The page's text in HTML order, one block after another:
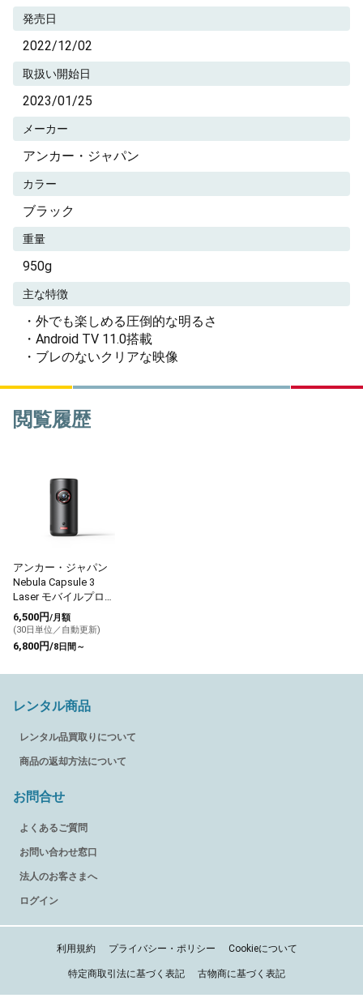
発売日
2022/12/02
取扱い開始日
2023/01/25
メーカー
アンカー・ジャパン
カラー
ブラック
重量
950g
主な特徴
・外でも楽しめる圧倒的な明るさ
・Android TV 11.0搭載
・ブレのないクリアな映像
閲覧履歴
アンカー・ジャパン
Nebula Capsule 3
Laser モバイルプロジ
ェクター
6,500円/月額
(30日単位／自動更新)
6,800円/8日間～
レンタル商品
レンタル品買取りについて
商品の返却方法について
お問合せ
よくあるご質問
お問い合わせ窓口
法人のお客さまへ
ログイン
利用規約 プライバシー・ポリシー Cookieについて
特定商取引法に基づく表記 古物商に基づく表記